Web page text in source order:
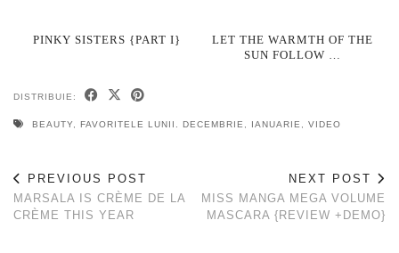
PINKY SISTERS {PART I}
LET THE WARMTH OF THE
SUN FOLLOW …
DISTRIBUIE:
BEAUTY FAVORITELE LUNII. DECEMBRIE IANUARIE VIDEO
PREVIOUS POST
MARSALA IS CRÈME DE LA
CRÈME THIS YEAR
NEXT POST
MISS MANGA MEGA VOLUME
MASCARA {REVIEW +DEMO}